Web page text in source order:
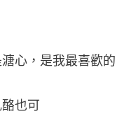
心，是我最喜歡的
也可